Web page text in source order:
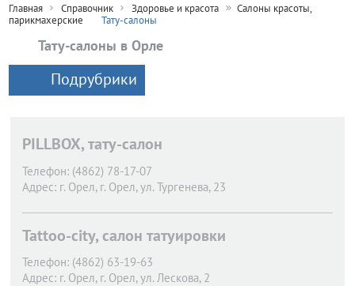
Главная Справочник Здоровье и красота
Салоны красоты,
парикмахерские
Тату-салоны
Тату-салоны в Орле
Подрубрики
PILLBOX, тату-салон
Телефон: (4862) 78-17-07
Адрес: г. Орел, г. Орел, ул. Тургенева, 23
Tattoo-city, салон татуировки
Телефон: (4862) 63-19-63
Адрес: г. Орел, г. Орел, ул. Лескова, 2